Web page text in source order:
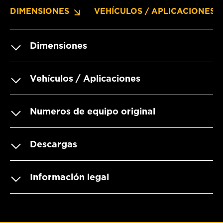
DIMENSIONES VEHÍCULOS / APLICACIONES
Dimensiones
Vehículos / Aplicaciones
Numeros de equipo original
Descargas
Información legal